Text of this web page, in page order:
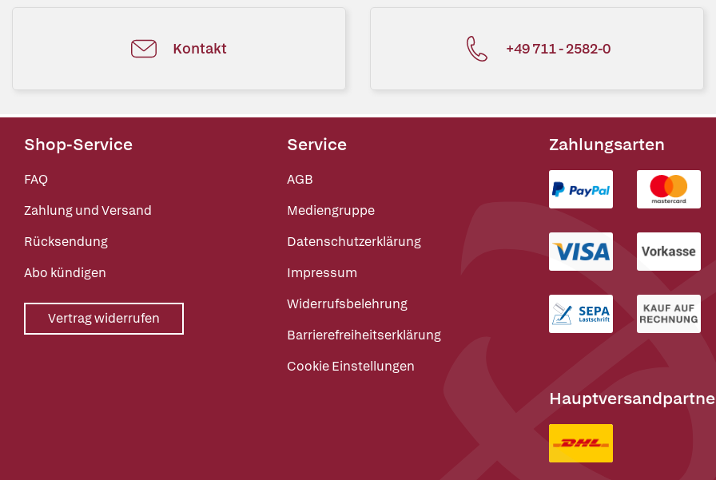
Kontakt +49 711 - 2582-0
Shop-Service
FAQ
Zahlung und Versand
Rücksendung
Abo kündigen
Vertrag widerrufen
Service
AGB
Mediengruppe
Datenschutzerklärung
Impressum
Widerrufsbelehrung
Barrierefreiheitserklärung
Cookie Einstellungen
Zahlungsarten